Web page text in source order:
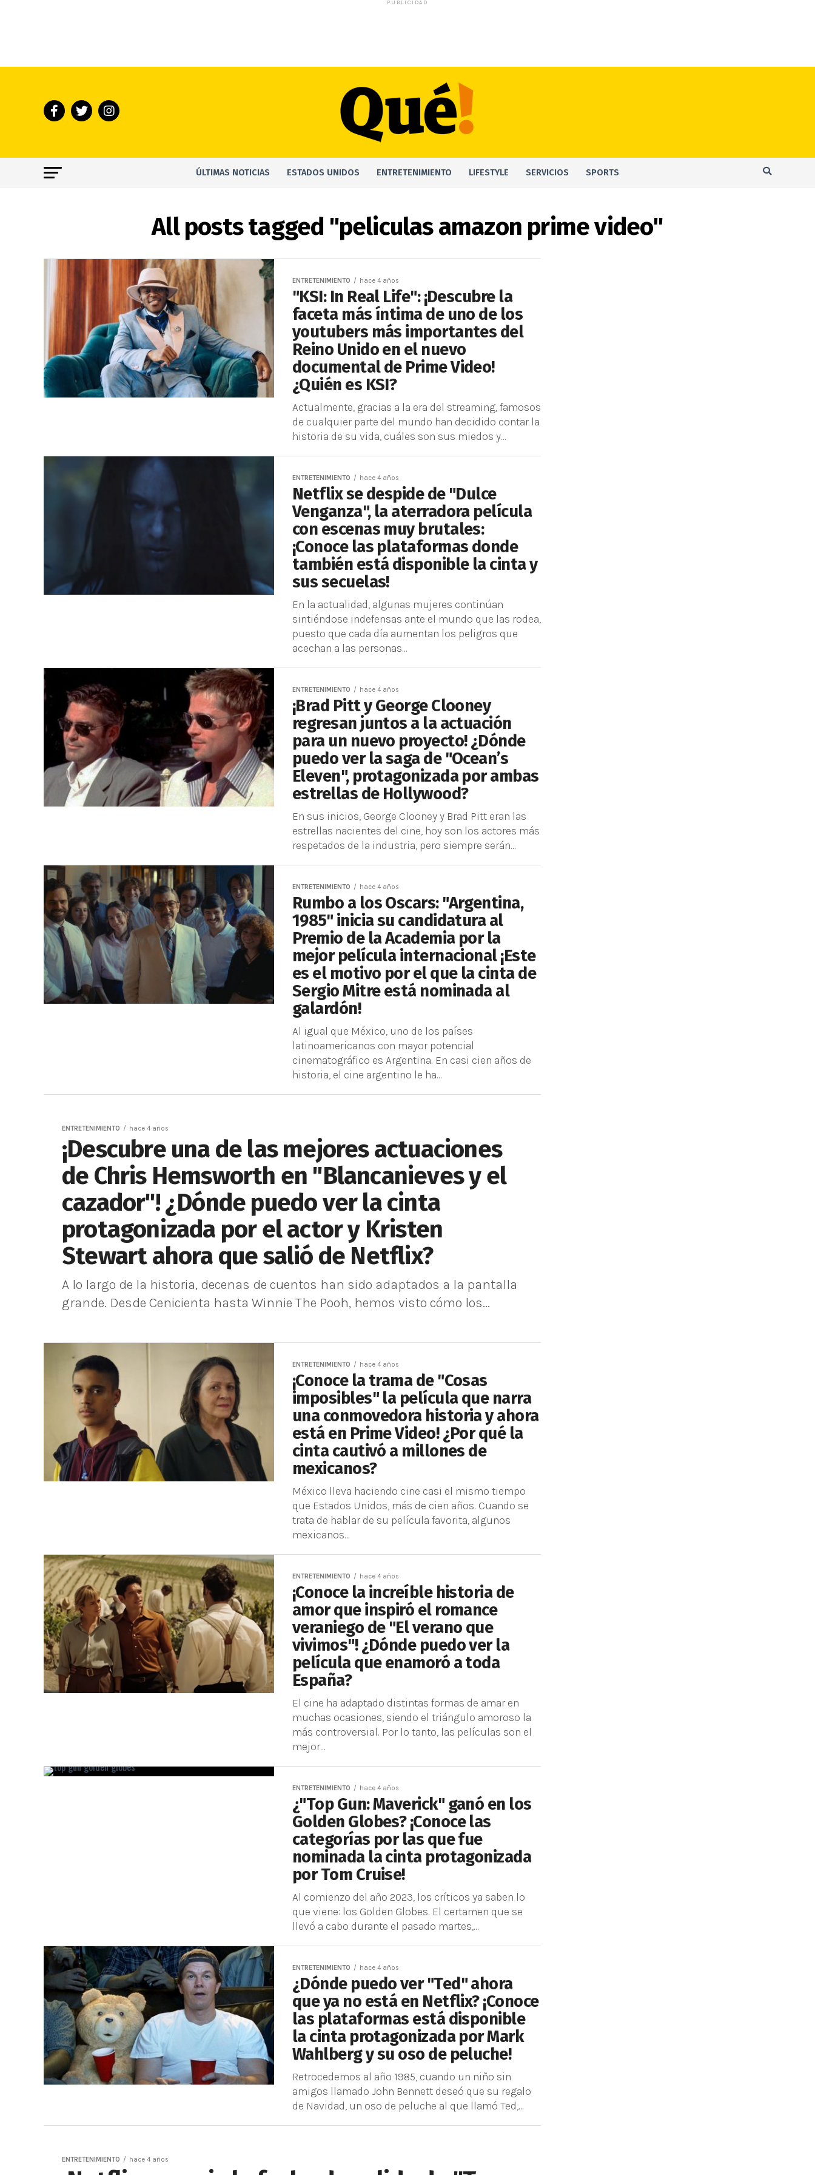
PUBLICIDAD
ÚLTIMAS NOTICIAS ESTADOS UNIDOS ENTRETENIMIENTO LIFESTYLE SERVICIOS SPORTS
All posts tagged "peliculas amazon prime video"
ENTRETENIMIENTO hace 4 años
"KSI: In Real Life": ¡Descubre la
faceta más íntima de uno de los
youtubers más importantes del
Reino Unido en el nuevo
documental de Prime Video!
¿Quién es KSI?
Actualmente, gracias a la era del streaming, famosos
de cualquier parte del mundo han decidido contar la
historia de su vida, cuáles son sus miedos y...
ENTRETENIMIENTO hace 4 años
Netflix se despide de "Dulce
Venganza", la aterradora película
con escenas muy brutales:
¡Conoce las plataformas donde
también está disponible la cinta y
sus secuelas!
En la actualidad, algunas mujeres continúan
sintiéndose indefensas ante el mundo que las rodea,
puesto que cada día aumentan los peligros que
acechan a las personas...
ENTRETENIMIENTO hace 4 años
¡Brad Pitt y George Clooney
regresan juntos a la actuación
para un nuevo proyecto! ¿Dónde
puedo ver la saga de "Ocean’s
Eleven", protagonizada por ambas
estrellas de Hollywood?
En sus inicios, George Clooney y Brad Pitt eran las
estrellas nacientes del cine, hoy son los actores más
respetados de la industria, pero siempre serán...
ENTRETENIMIENTO hace 4 años
Rumbo a los Oscars: "Argentina,
1985" inicia su candidatura al
Premio de la Academia por la
mejor película internacional ¡Este
es el motivo por el que la cinta de
Sergio Mitre está nominada al
galardón!
Al igual que México, uno de los países
latinoamericanos con mayor potencial
cinematográfico es Argentina. En casi cien años de
historia, el cine argentino le ha...
ENTRETENIMIENTO hace 4 años
¡Descubre una de las mejores actuaciones
de Chris Hemsworth en "Blancanieves y el
cazador"! ¿Dónde puedo ver la cinta
protagonizada por el actor y Kristen
Stewart ahora que salió de Netflix?
A lo largo de la historia, decenas de cuentos han sido adaptados a la pantalla
grande. Desde Cenicienta hasta Winnie The Pooh, hemos visto cómo los...
ENTRETENIMIENTO hace 4 años
¡Conoce la trama de "Cosas
imposibles" la película que narra
una conmovedora historia y ahora
está en Prime Video! ¿Por qué la
cinta cautivó a millones de
mexicanos?
México lleva haciendo cine casi el mismo tiempo
que Estados Unidos, más de cien años. Cuando se
trata de hablar de su película favorita, algunos
mexicanos...
ENTRETENIMIENTO hace 4 años
¡Conoce la increíble historia de
amor que inspiró el romance
veraniego de "El verano que
vivimos"! ¿Dónde puedo ver la
película que enamoró a toda
España?
El cine ha adaptado distintas formas de amar en
muchas ocasiones, siendo el triángulo amoroso la
más controversial. Por lo tanto, las películas son el
mejor...
ENTRETENIMIENTO hace 4 años
¿"Top Gun: Maverick" ganó en los
Golden Globes? ¡Conoce las
categorías por las que fue
nominada la cinta protagonizada
por Tom Cruise!
Al comienzo del año 2023, los críticos ya saben lo
que viene: los Golden Globes. El certamen que se
llevó a cabo durante el pasado martes,...
ENTRETENIMIENTO hace 4 años
¿Dónde puedo ver "Ted" ahora
que ya no está en Netflix? ¡Conoce
las plataformas está disponible
la cinta protagonizada por Mark
Wahlberg y su oso de peluche!
Retrocedemos al año 1985, cuando un niño sin
amigos llamado John Bennett deseó que su regalo
de Navidad, un oso de peluche al que llamó Ted,...
ENTRETENIMIENTO hace 4 años